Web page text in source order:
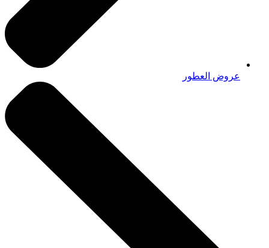
عروض العطور